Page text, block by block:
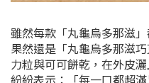
雖然每款「丸龜烏多那滋
果然還是「丸龜烏多那滋
力粒與可可餅乾，在外皮